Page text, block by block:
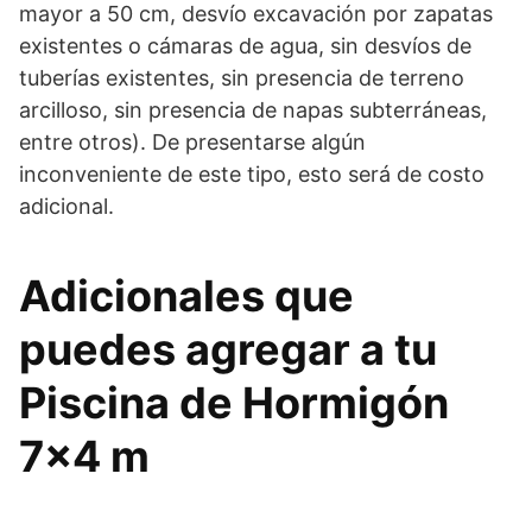
mayor a 50 cm, desvío excavación por zapatas
existentes o cámaras de agua, sin desvíos de
tuberías existentes, sin presencia de terreno
arcilloso, sin presencia de napas subterráneas,
entre otros). De presentarse algún
inconveniente de este tipo, esto será de costo
adicional.
Adicionales que
puedes agregar a tu
Piscina de Hormigón
7×4 m